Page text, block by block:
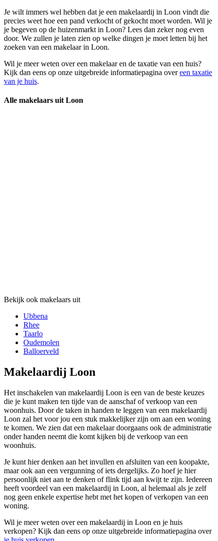
Je wilt immers wel hebben dat je een makelaardij in Loon vindt die
precies weet hoe een pand verkocht of gekocht moet worden. Wil je
je begeven op de huizenmarkt in Loon? Lees dan zeker nog even
door. We zullen je laten zien op welke dingen je moet letten bij het
zoeken van een makelaar in Loon.
Wil je meer weten over een makelaar en de taxatie van een huis?
Kijk dan eens op onze uitgebreide informatiepagina overeen taxatie
van je huis.
Alle makelaars uit Loon
Bekijk ook makelaars uit
Ubbena
Rhee
Taarlo
Oudemolen
Balloerveld
Makelaardij Loon
Het inschakelen van makelaardij Loon is een van de beste keuzes
die je kunt maken ten tijde van de aanschaf of verkoop van een
woonhuis. Door de taken in handen te leggen van een makelaardij
Loon zal het voor jou een stuk makkelijker zijn om aan een woning
te komen. We zien dat een makelaar doorgaans ook de administratie
onder handen neemt die komt kijken bij de verkoop van een
woonhuis.
Je kunt hier denken aan het invullen en afsluiten van een koopakte,
maar ook aan een vergunning of iets dergelijks. Zo hoef je hier
persoonlijk niet aan te denken of flink tijd aan kwijt te zijn. Iedereen
heeft voordeel van een makelaardij in Loon, al helemaal als je zelf
nog geen enkele expertise hebt met het kopen of verkopen van een
woning.
Wil je meer weten over een makelaardij in Loon en je huis
verkopen? Kijk dan eens op onze uitgebreide informatiepagina over